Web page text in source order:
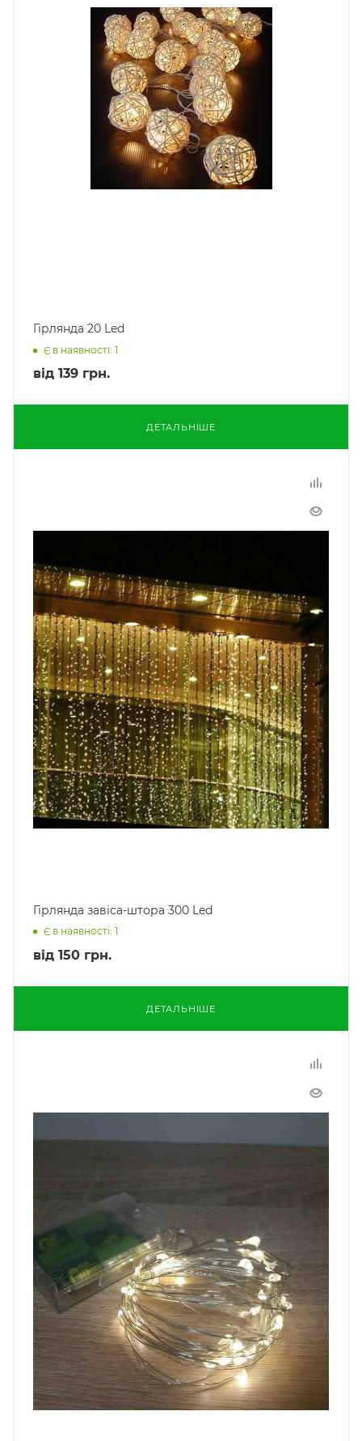
Гірлянда 20 Led
Є в наявності: 1
від 139 грн.
ДЕТАЛЬНІШЕ
Гірлянда завіса-штора 300 Led
Є в наявності: 1
від 150 грн.
ДЕТАЛЬНІШЕ